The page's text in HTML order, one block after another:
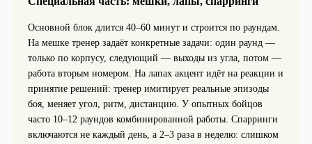
Основной блок длится 40–60 минут и строится по раундам.
На мешке тренер задаёт конкретные задачи: один раунд —
только по корпусу, следующий — выходы из угла, потом —
работа вторым номером. На лапах акцент идёт на реакции и
принятие решений: тренер имитирует реальные эпизоды
боя, меняет угол, ритм, дистанцию. У опытных бойцов
часто 10–12 раундов комбинированной работы. Спарринги
включаются не каждый день, а 2–3 раза в неделю: слишком